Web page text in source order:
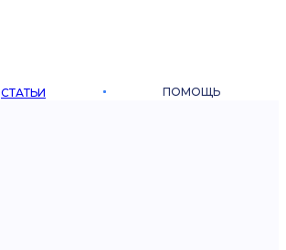
СТАТЬИ ПОМОЩЬ